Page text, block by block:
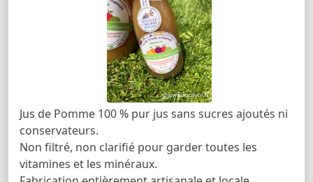
Jus de Pomme 100 % pur jus sans sucres ajoutés ni
conservateurs.
Non filtré, non clarifié pour garder toutes les
vitamines et les minéraux.